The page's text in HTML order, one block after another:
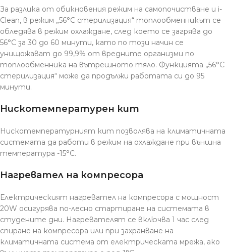
За разлика от обикновения режим на самопочистване и i-
Clean, в режим „56°C стерилизация“ топлообменникът се
обледява в режим охлаждане, след което се загрява до
56°C за 30 до 60 минути, като по този начин се
унищожават до 99,9% от вредните организми по
топлообменника на вътрешното тяло. Функцията „56°C
стерилизация“ може да продължи работата си до 95
минути.
Нискотемпературен кит
Нискотемпературният кит позволява на климатичната
системата да работи в режим на охлаждане при външна
температура -15°C.
Нагревател на компресора
Електрическият нагревател на компресора с мощност
20W осигурява по-лесно стартиране на системата в
студените дни. Нагревателят се включва 1 час след
спиране на компресора или при захранване на
климатичната система от електрическата мрежа, ако